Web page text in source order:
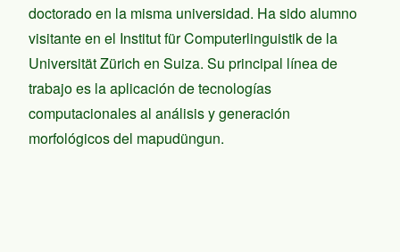
doctorado en la misma universidad. Ha sido alumno
visitante en el Institut für Computerlinguistik de la
Universität Zürich en Suiza. Su principal línea de
trabajo es la aplicación de tecnologías
computacionales al análisis y generación
morfológicos del mapudüngun.